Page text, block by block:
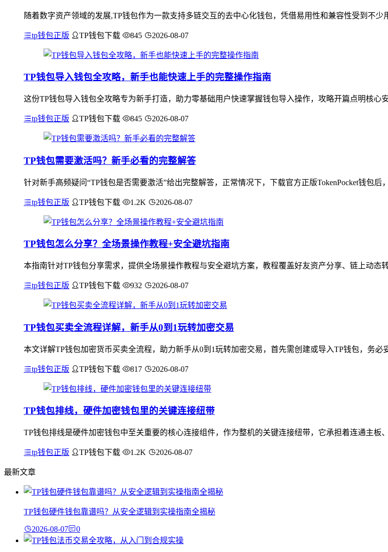
随着数字资产领域的发展,TP钱包作为一款支持多链交互的去中心化钱包，凭借易用性和兼容性受到不
tp钱包正版 TP钱包下载 845 2026-08-07
TP钱包导入钱包全攻略，新手也能快速上手的完整操作指南
这份TP钱包导入钱包全攻略专为新手打造，助力零基础用户快速掌握钱包导入操作，攻略开篇点明核
tp钱包正版 TP钱包下载 845 2026-08-07
TP钱包需要激活吗？新手必看的完整解答
针对新手高频疑问“TP钱包是否需要激活”给出完整解答，正常情况下，下载官方正版TokenPocket钱包
tp钱包正版 TP钱包下载 1.2K 2026-08-07
TP钱包怎么分享？全场景操作教程+安全避坑指南
本指南针对TP钱包分享需求，提供全场景操作教程与安全避坑方案，教程覆盖好友资产分享、链上动
tp钱包正版 TP钱包下载 932 2026-08-07
TP钱包买卖全流程详解，新手从0到1玩转加密交易
本文详解TP钱包加密货币买卖全流程，助力新手从0到1玩转加密交易，首先需创建或导入TP钱包，务
tp钱包正版 TP钱包下载 817 2026-08-07
TP钱包排线，硬件加密钱包里的关键连接纽带
TP钱包排线是硬件加密钱包中至关重要的核心连接组件，作为整机的关键连接纽带，它承担着连通主
tp钱包正版 TP钱包下载 1.2K 2026-08-07
最新文章
TP钱包硬件钱包靠谱吗？从安全逻辑到实操指南全揭秘
2026-08-07 0